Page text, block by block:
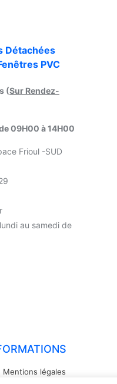
Détachées
PVC
(Sur Rendez-
de 09H00 à 14H00
Frioul -SUD
au samedi de
Mentions légales